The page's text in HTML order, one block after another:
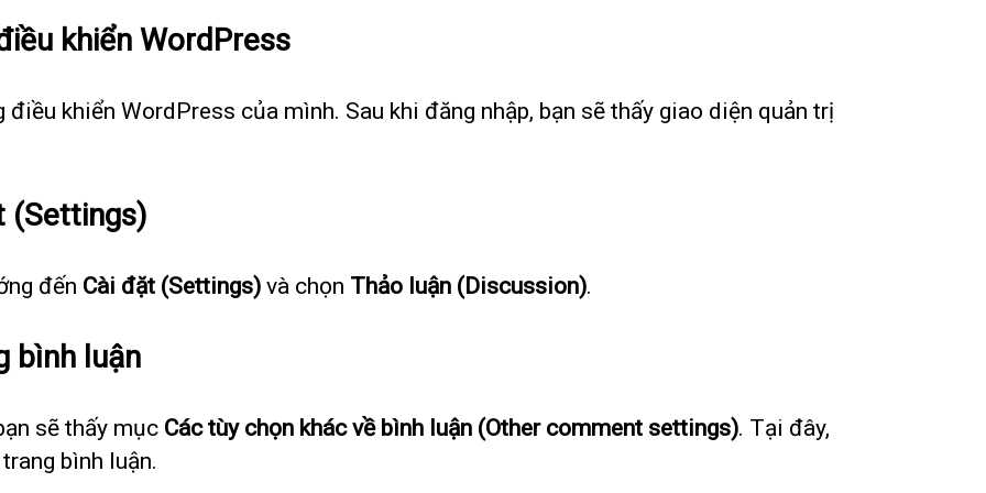
khiển WordPress
điều khiển WordPress của mình. Sau khi đăng nhập, bạn sẽ thấy giao diện quản trị
(Settings)
đến Cài đặt (Settings) và chọn Thảo luận (Discussion).
bình luận
sẽ thấy mục Các tùy chọn khác về bình luận (Other comment settings). Tại đây,
bình luận.